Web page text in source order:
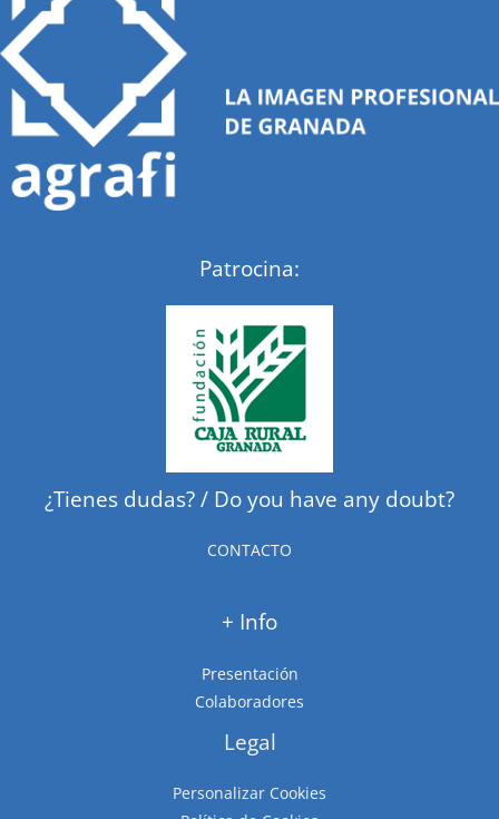
Patrocina:
¿Tienes dudas? / Do you have any doubt?
CONTACTO
+ Info
Presentación
Colaboradores
Legal
Personalizar Cookies